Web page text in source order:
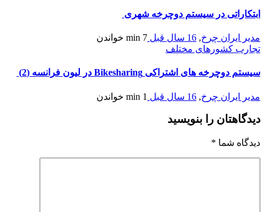
ابتکاراتی در سیستم دوچرخه شهری
مدیر ایران چرخ, 16 سال قبل 7 min
خواندن
تجارب کشورهای مختلف
سیستم دوچرخه های اشتراکی Bikesharing در لیون فرانسه (2)
مدیر ایران چرخ, 16 سال قبل 1 min خواندن
دیدگاهتان را بنویسید
دیدگاه شما *